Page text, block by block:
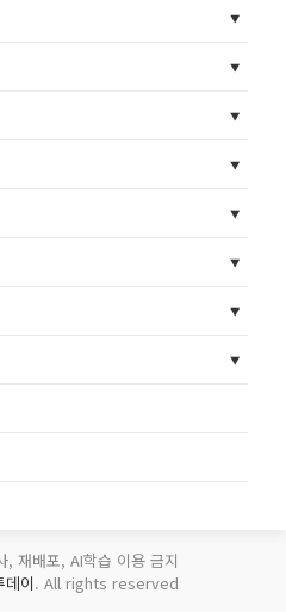
, 재배포, AI학습 이용 금지
데이. All rights reserved